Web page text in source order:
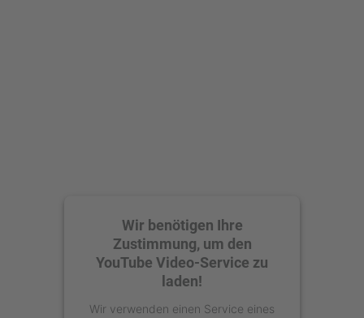
Wir benötigen Ihre
Zustimmung, um den
YouTube Video-Service zu
laden!
Wir verwenden einen Service eines